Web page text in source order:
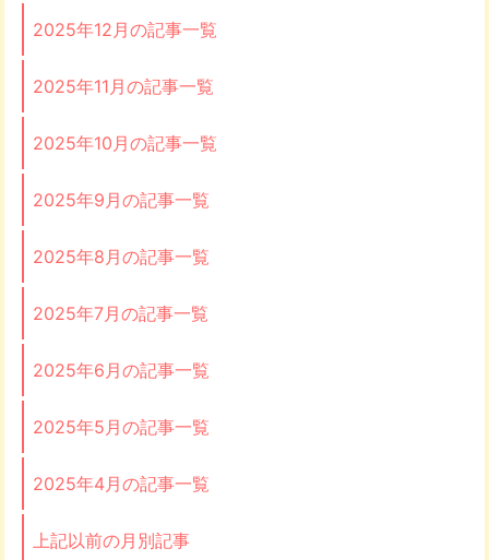
2025年12月の記事一覧
2025年11月の記事一覧
2025年10月の記事一覧
2025年9月の記事一覧
2025年8月の記事一覧
2025年7月の記事一覧
2025年6月の記事一覧
2025年5月の記事一覧
2025年4月の記事一覧
上記以前の月別記事